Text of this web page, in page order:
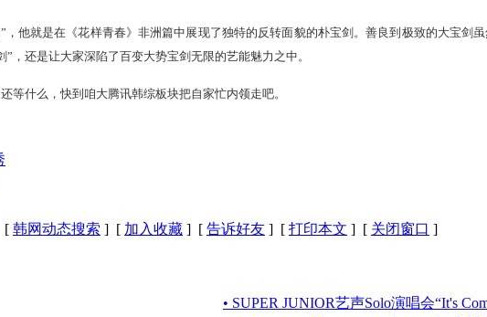
他就是在《花样青春》非洲篇中展现了独特的反转面貌的朴宝剑。善良到极致的大宝剑
，还是让大家深陷了百变大势宝剑无限的艺能魅力之中。
等什么，快到咱大腾讯韩综板块把自家忙内领走吧。
[ 韩网动态搜索 ] [ 加入收藏 ] [ 告诉好友 ] [ 打印本文 ] [ 关闭窗口 ]
• SUPER JUNIOR艺声Solo演唱会“It's